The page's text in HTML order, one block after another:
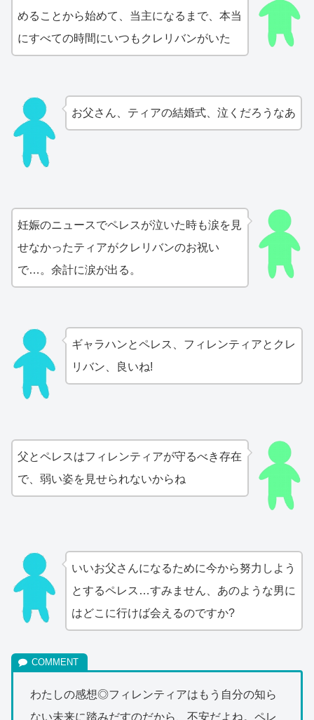
めることから始めて、当主になるまで、本当
にすべての時間にいつもクレリバンがいた
お父さん、ティアの結婚式、泣くだろうなあ
妊娠のニュースでペレスが泣いた時も涙を見
せなかったティアがクレリバンのお祝い
で…。余計に涙が出る。
ギャラハンとペレス、フィレンティアとクレ
リバン、良いね!
父とペレスはフィレンティアが守るべき存在
で、弱い姿を見せられないからね
いいお父さんになるために今から努力しよう
とするペレス…すみません、あのような男に
はどこに行けば会えるのですか?
わたしの感想◎フィレンティアはもう自分の知ら
ない未来に踏みだすのだから、不安だよね。ペレ